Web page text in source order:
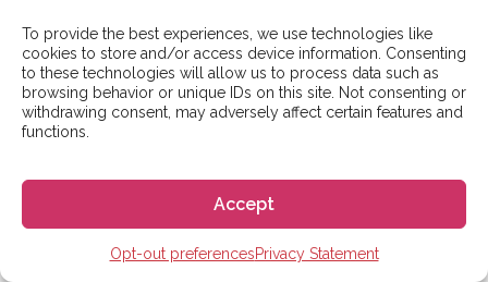
To provide the best experiences, we use technologies like
cookies to store and/or access device information. Consenting
to these technologies will allow us to process data such as
browsing behavior or unique IDs on this site. Not consenting or
withdrawing consent, may adversely affect certain features and
functions.
Accept
Opt-out preferencesPrivacy Statement
이름
성
이메일 주소